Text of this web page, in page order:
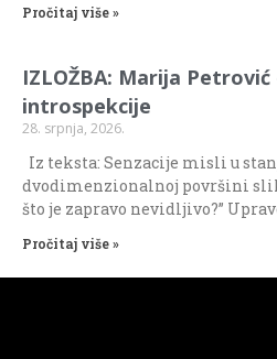
Pročitaj više »
IZLOŽBA: Marija
introspekcije
28. srpnja, 2026.
Iz teksta: Senzacije misli u
dvodimenzionalnoj površini
što je zapravo nevidljivo?”
Pročitaj više »